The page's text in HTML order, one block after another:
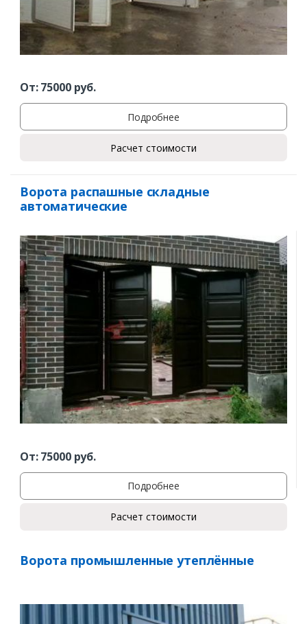
От:75000руб.
Подробнее
Расчет стоимости
Ворота распашные складные
автоматические
От:75000руб.
Подробнее
Расчет стоимости
Ворота промышленные утеплённые